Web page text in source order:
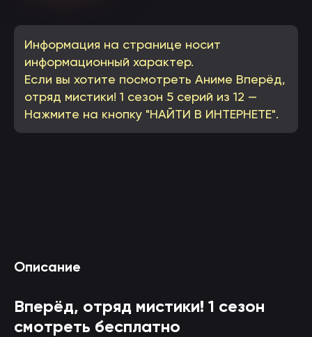
Информация на странице носит
информационный характер.
Если вы хотите посмотреть Аниме Вперёд,
отряд мистики! 1 сезон 5 серий из 12 —
Нажмите на кнопку "НАЙТИ В ИНТЕРНЕТЕ".
Описание
Вперёд, отряд мистики! 1 сезон
смотреть бесплатно